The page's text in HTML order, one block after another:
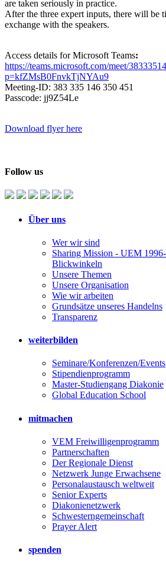
are taken seriously in practice.
After the three expert inputs, there will be
exchange with the speakers.
Access details for Microsoft Teams:
https://teams.microsoft.com/meet/
p=kfZMsB0FnvkTjNYAu9
Meeting-ID: 383 335 146 350 451
Passcode: jj9Z54Le
Download flyer here
Follow us
Über uns
Wer wir sind
Sharing Mission - UEM
Blickwinkeln
Unsere Themen
Unsere Organisation
Wie wir arbeiten
Grundsätze unseres Handelns
Transparenz
weiterbilden
Seminare/Konferenzen/Events
Stipendienprogramm
Master-Studiengang Diakonie
Global Education School
mitmachen
VEM Freiwilligenprogramm
Partnerschaften
Der Regionale Dienst
Netzwerk Junge Erwachsene
Personalaustausch weltweit
Senior Experts
Diakonienetzwerk
Schwesterngemeinschaft
Prayer Alert
spenden